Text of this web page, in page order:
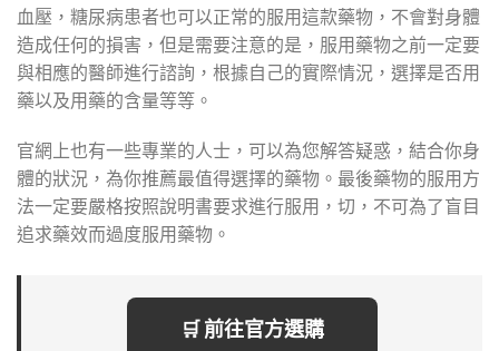
血壓，糖尿病患者也可以正常的服用這款藥物，不會對身體
造成任何的損害，但是需要注意的是，服用藥物之前一定要
與相應的醫師進行諮詢，根據自己的實際情況，選擇是否用
藥以及用藥的含量等等。
官網上也有一些專業的人士，可以為您解答疑惑，結合你身
體的狀況，為你推薦最值得選擇的藥物。最後藥物的服用方
法一定要嚴格按照說明書要求進行服用，切，不可為了盲目
追求藥效而過度服用藥物。
🛒 前往官方選購